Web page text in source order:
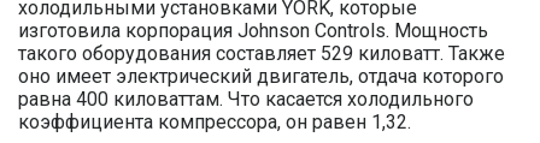
холодильными установками YORK, которые
изготовила корпорация Johnson Controls. Мощность
такого оборудования составляет 529 киловатт. Также
оно имеет электрический двигатель, отдача которого
равна 400 киловаттам. Что касается холодильного
коэффициента компрессора, он равен 1,32.